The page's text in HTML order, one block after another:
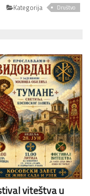
Kategorija Društvo
viteštva u